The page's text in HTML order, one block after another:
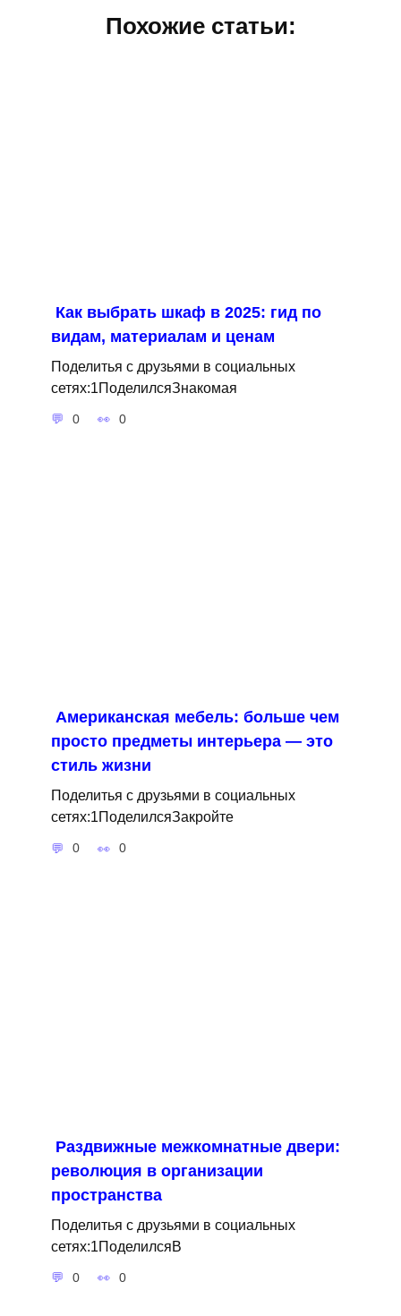
Похожие статьи:
Как выбрать шкаф в 2025: гид по
видам, материалам и ценам
Поделитья с друзьями в социальных
сетях:1ПоделилсяЗнакомая
0 0
Американская мебель: больше чем
просто предметы интерьера — это
стиль жизни
Поделитья с друзьями в социальных
сетях:1ПоделилсяЗакройте
0 0
Раздвижные межкомнатные двери:
революция в организации
пространства
Поделитья с друзьями в социальных
сетях:1ПоделилсяВ
0 0